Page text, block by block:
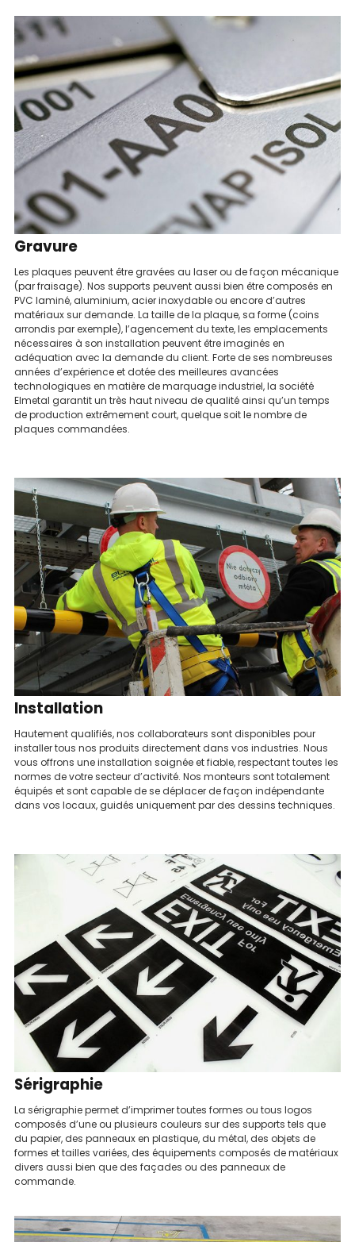
Gravure
Les plaques peuvent être gravées au laser ou de façon mécanique
(par fraisage). Nos supports peuvent aussi bien être composés en
PVC laminé, aluminium, acier inoxydable ou encore d’autres
matériaux sur demande. La taille de la plaque, sa forme (coins
arrondis par exemple), l’agencement du texte, les emplacements
nécessaires à son installation peuvent être imaginés en
adéquation avec la demande du client. Forte de ses nombreuses
années d’expérience et dotée des meilleures avancées
technologiques en matière de marquage industriel, la société
Elmetal garantit un très haut niveau de qualité ainsi qu’un temps
de production extrêmement court, quelque soit le nombre de
plaques commandées.
Installation
Hautement qualifiés, nos collaborateurs sont disponibles pour
installer tous nos produits directement dans vos industries. Nous
vous offrons une installation soignée et fiable, respectant toutes les
normes de votre secteur d’activité. Nos monteurs sont totalement
équipés et sont capable de se déplacer de façon indépendante
dans vos locaux, guidés uniquement par des dessins techniques.
Sérigraphie
La sérigraphie permet d’imprimer toutes formes ou tous logos
composés d’une ou plusieurs couleurs sur des supports tels que
du papier, des panneaux en plastique, du métal, des objets de
formes et tailles variées, des équipements composés de matériaux
divers aussi bien que des façades ou des panneaux de
commande.